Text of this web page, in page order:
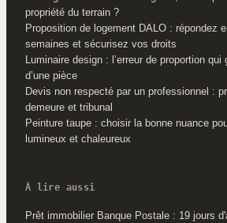
propriété du terrain ?
Proposition de logement DALO : répondez
semaines et sécurisez vos droits
Luminaire design : l’erreur de proportion qui
d’une pièce
Devis non respecté par un professionnel :
demeure et tribunal
Peinture taupe : choisir la bonne nuance
lumineux et chaleureux
À lire aussi
Prêt immobilier Banque Postale : 19 jours